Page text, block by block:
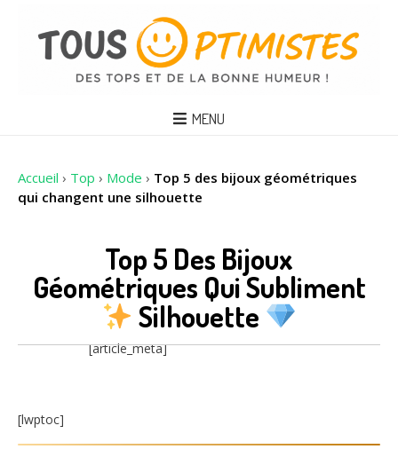
MENU
Accueil › Top › Mode › Top 5 des bijoux géométriques
qui changent une silhouette
Top 5 Des Bijoux
Géométriques Qui Subliment
Silhouette
[article_meta]
[lwptoc]